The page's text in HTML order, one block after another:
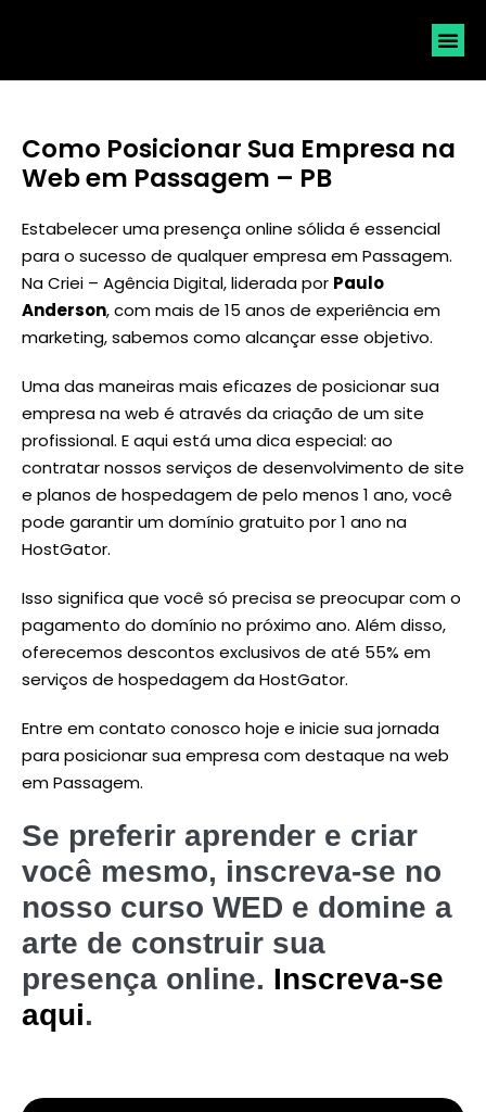
Como Posicionar Sua Empresa na
Web em Passagem – PB
Estabelecer uma presença online sólida é essencial
para o sucesso de qualquer empresa em Passagem.
Na Criei – Agência Digital, liderada por Paulo
Anderson, com mais de 15 anos de experiência em
marketing, sabemos como alcançar esse objetivo.
Uma das maneiras mais eficazes de posicionar sua
empresa na web é através da criação de um site
profissional. E aqui está uma dica especial: ao
contratar nossos serviços de desenvolvimento de site
e planos de hospedagem de pelo menos 1 ano, você
pode garantir um domínio gratuito por 1 ano na
HostGator.
Isso significa que você só precisa se preocupar com o
pagamento do domínio no próximo ano. Além disso,
oferecemos descontos exclusivos de até 55% em
serviços de hospedagem da HostGator.
Entre em contato conosco hoje e inicie sua jornada
para posicionar sua empresa com destaque na web
em Passagem.
Se preferir aprender e criar
você mesmo, inscreva-se no
nosso curso WED e domine a
arte de construir sua
presença online. Inscreva-se
aqui.